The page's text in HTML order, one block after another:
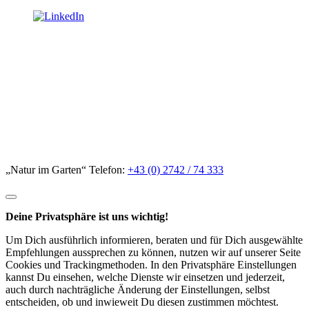
„Natur im Garten“ Telefon: +43 (0) 2742 / 74 333
Deine Privatsphäre ist uns wichtig!
Um Dich ausführlich informieren, beraten und für Dich ausgewählte
Empfehlungen aussprechen zu können, nutzen wir auf unserer Seite
Cookies und Trackingmethoden. In den Privatsphäre Einstellungen
kannst Du einsehen, welche Dienste wir einsetzen und jederzeit,
auch durch nachträgliche Änderung der Einstellungen, selbst
entscheiden, ob und inwieweit Du diesen zustimmen möchtest.